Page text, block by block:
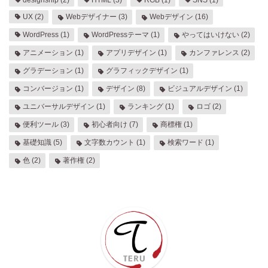
UX (2) Webデザイナー (3) Webデザイン (16)
WordPress (1) WordPressテーマ (1) やってはいけない (2)
アニメーション (1) アプリデザイン (1) カンファレンス (2)
グラデーション (1) グラフィックデザイン (1)
コンバージョン (1) デザイン (8) ビジュアルデザイン (1)
ユニバーサルデザイン (1) ランキング (1) ロゴ (2)
便利ツール (3) 初心者向け (7) 商標権 (1)
基礎知識 (5) 文字数カウント (1) 検索ワード (1)
色 (2) 著作権 (2)